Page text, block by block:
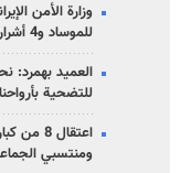
للموساد و4 أشرار مسلح في كرمان
العميد بهمرد:
للتضحية
اعتقال 8
ومنتسبي